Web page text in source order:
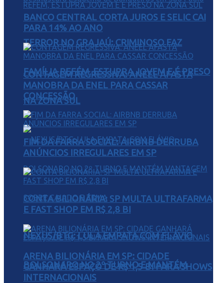
TERROR NO GRAJAÚ: CRIMINOSO FAZ
FAMÍLIA REFÉM, ESTUPRA JOVEM E É PRESO
NA ZONA SUL
NEXUS/BTG: LULA EMPATA COM FLÁVIO
BOLSONARO NO 2º TURNO E MANTÉM
BANCO CENTRAL CORTA JUROS E SELIC CAI
PARA 14% AO ANO
CONTAGEM REGRESSIVA: ANEEL AFASTA
MANOBRA DA ENEL PARA CASSAR
CONCESSÃO
FIM DA FARRA SOCIAL: AIRBNB DERRUBA
ANÚNCIOS IRREGULARES EM SP
CONTA BILIONÁRIA: SP MULTA ULTRAFARMA
E FAST SHOP EM R$ 2,8 BI
ARENA BILIONÁRIA EM SP: CIDADE
GANHARÁ ESPAÇO DE R$ 1,5 BI PARA SHOWS
INTERNACIONAIS